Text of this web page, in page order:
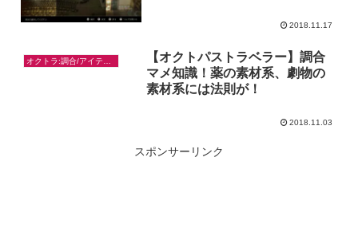
2018.11.17
【オクトパストラベラー】調合
マメ知識！薬の素材系、劇物の
素材系には法則が！
2018.11.03
スポンサーリンク